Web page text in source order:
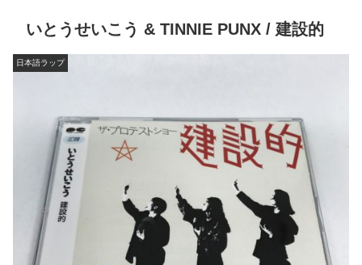
いとうせいこう & TINNIE PUNX / 建設的
日本語ラップ